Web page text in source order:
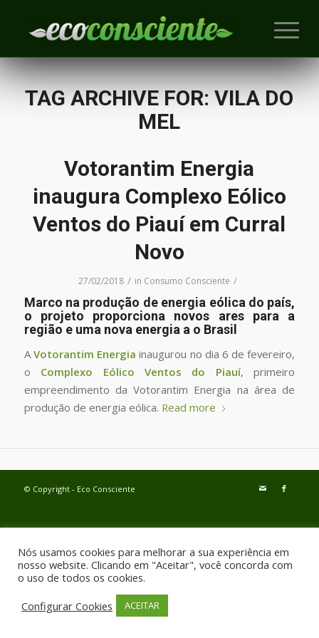
TAG ARCHIVE FOR:VILA DO
MEL
Votorantim Energia
inaugura Complexo Eólico
Ventos do Piauí em Curral
Novo
27/02/2018 / in Consumo Consciente /
Marco na produção de energia eólica do país,
o projeto proporciona novos ares para a
região e uma nova energia a o Brasil
A Votorantim Energia inaugurou no dia 6 de fevereiro,
o Complexo Eólico Ventos do Piauí, primeiro
empreendimento da Votorantim Energia na área de
produção de energia eólica. Read more
© Copyright - Eco Consciente
Nós usamos cookies para melhorar a sua experiência em
nosso website. Clicando em "Aceitar", você concorda com
o uso de todos os cookies.
Configurar Cookies
ACEITAR